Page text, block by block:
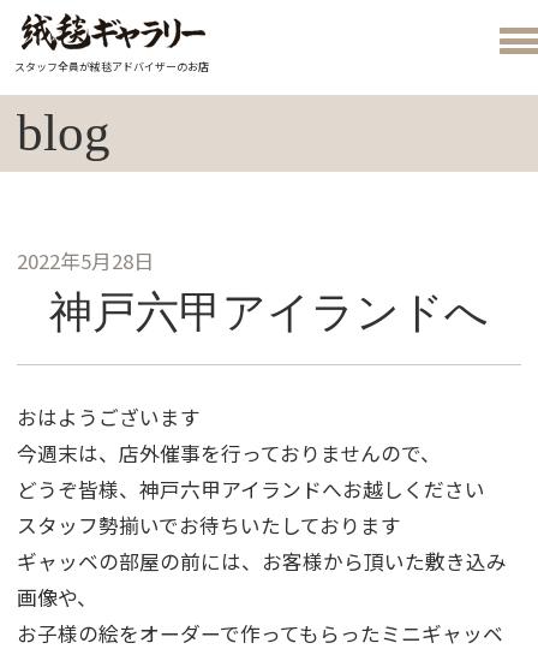
スタッフ全員が絨毯アドバイザーのお店
blog
2022年5月28日
神戸六甲アイランドへ
おはようございます
今週末は、店外催事を行っておりませんので、
どうぞ皆様、神戸六甲アイランドへお越しください
スタッフ勢揃いでお待ちいたしております
ギャッベの部屋の前には、お客様から頂いた敷き込み
画像や、
お子様の絵をオーダーで作ってもらったミニギャッベ